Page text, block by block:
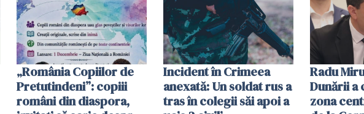
„România Copiilor de
Pretutindeni”: copiii
români din diaspora,
Incident în Crimeea
anexată: Un soldat rus a
tras în colegii săi apoi a
Radu
Dunării a
zona